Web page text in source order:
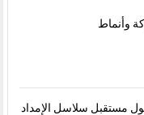
وأنماط
2026” يعزز الحوار حول مستقبل سلاسل الإمداد